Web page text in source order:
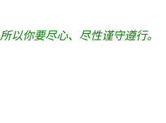
以你要尽心、尽性谨守遵行。